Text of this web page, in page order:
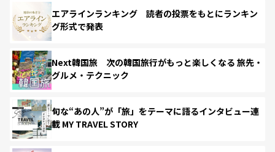
エアラインランキング 読者の投票をもとにランキン
グ形式で発表
Next韓国旅 次の韓国旅行がもっと楽しくなる 旅先・
グルメ・テクニック
旬な“あの人”が「旅」をテーマに語るインタビュー連
載 MY TRAVEL STORY